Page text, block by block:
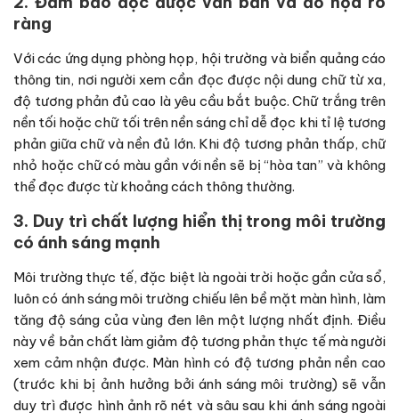
ràng
Với các ứng dụng phòng họp, hội trường và biển quảng cáo
thông tin, nơi người xem cần đọc được nội dung chữ từ xa,
độ tương phản đủ cao là yêu cầu bắt buộc. Chữ trắng trên
nền tối hoặc chữ tối trên nền sáng chỉ dễ đọc khi tỉ lệ tương
phản giữa chữ và nền đủ lớn. Khi độ tương phản thấp, chữ
nhỏ hoặc chữ có màu gần với nền sẽ bị “hòa tan” và không
thể đọc được từ khoảng cách thông thường.
3. Duy trì chất lượng hiển thị trong môi trường
có ánh sáng mạnh
Môi trường thực tế, đặc biệt là ngoài trời hoặc gần cửa sổ,
luôn có ánh sáng môi trường chiếu lên bề mặt màn hình, làm
tăng độ sáng của vùng đen lên một lượng nhất định. Điều
này về bản chất làm giảm độ tương phản thực tế mà người
xem cảm nhận được. Màn hình có độ tương phản nền cao
(trước khi bị ảnh hưởng bởi ánh sáng môi trường) sẽ vẫn
duy trì được hình ảnh rõ nét và sâu sau khi ánh sáng ngoài